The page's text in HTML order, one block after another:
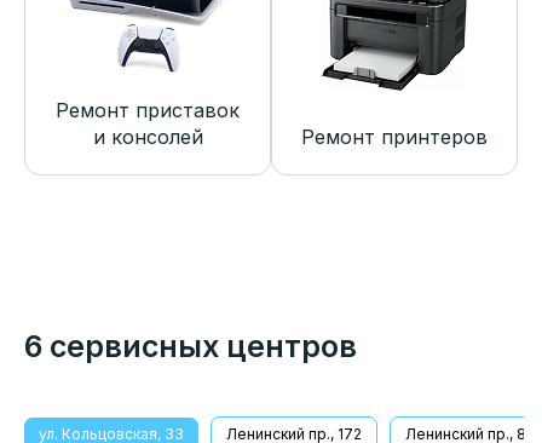
Ремонт приставок
и консолей
Ремонт принтеров
6 сервисных центров
ул. Кольцовская, 33 Ленинский пр., 172 Ленинский пр., 8/1